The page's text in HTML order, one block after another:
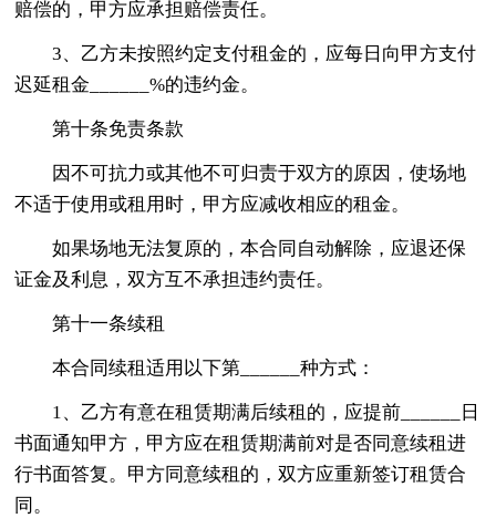
赔偿的，甲方应承担赔偿责任。
3、乙方未按照约定支付租金的，应每日向甲方支付
迟延租金______%的违约金。
第十条免责条款
因不可抗力或其他不可归责于双方的原因，使场地
不适于使用或租用时，甲方应减收相应的租金。
如果场地无法复原的，本合同自动解除，应退还保
证金及利息，双方互不承担违约责任。
第十一条续租
本合同续租适用以下第______种方式：
1、乙方有意在租赁期满后续租的，应提前______日
书面通知甲方，甲方应在租赁期满前对是否同意续租进
行书面答复。甲方同意续租的，双方应重新签订租赁合
同。